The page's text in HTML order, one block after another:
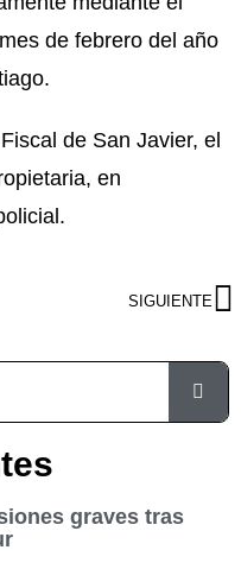
de febrero del año
de San Javier, el
en
SIGUIENTE
graves tras